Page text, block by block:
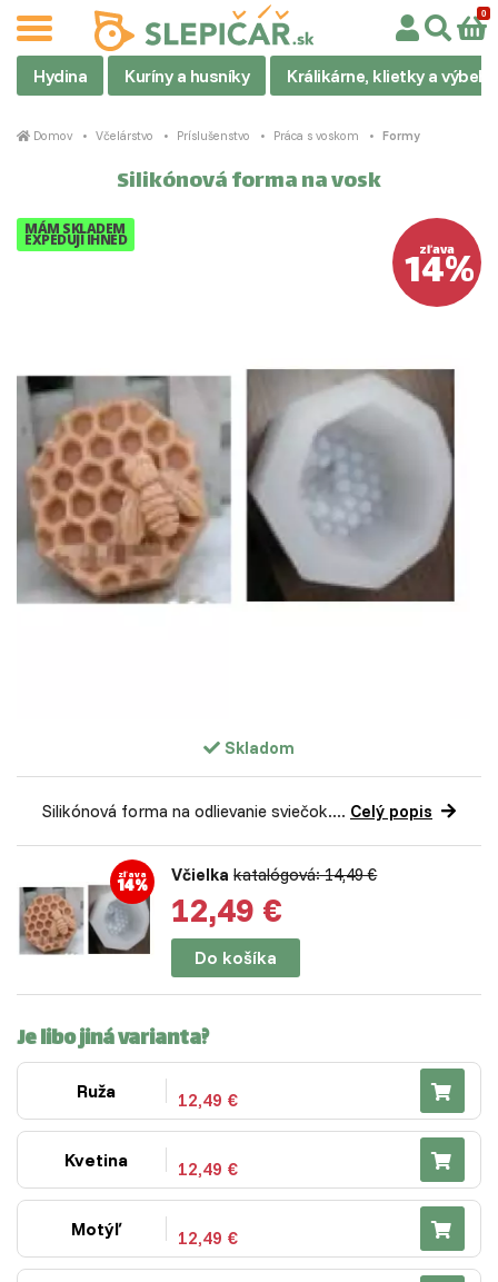
Hydina Kuríny a husníky Králikárne, klietky a výbehy
Domov Včelárstvo Príslušenstvo Práca s voskom Formy
Silikónová forma na vosk
zľava
14%
MÁM SKLADEM
EXPEDUJI IHNED
Skladom
Silikónová forma na odlievanie sviečok.... Celý popis
zľava
14% Včielkakatalógová: 14,49 €
12,49 €
Do košíka
Je libo jiná varianta?
Ruža 12,49 €
Kvetina 12,49 €
Motýľ 12,49 €